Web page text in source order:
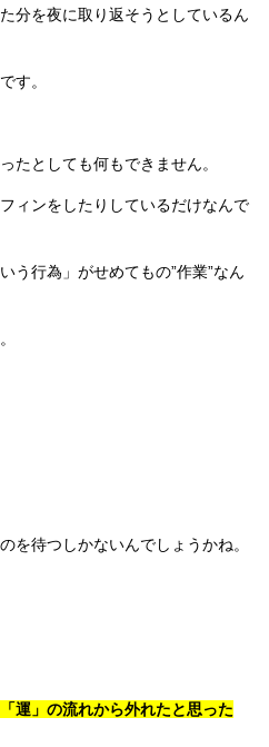
分を夜に取り返そうとしているん
す。
たとしても何もできません。
ィンをしたりしているだけなんで
う行為」がせめてもの”作業”なん
を待つしかないんでしょうかね。
運」の流れから外れたと思った